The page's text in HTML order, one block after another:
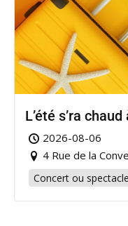
L’été s’ra
2026-08-06
4 Rue de la
Concert ou spectacle